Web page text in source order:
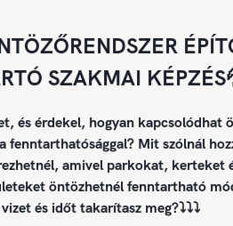
SZAKMAI
és érdekel, hogyan kapcsolódhat
fenntarthatósággal? Mit szólnál
amivel parkokat, kerteket
öntözhetnél fenntartható
és időt takarítasz meg?⤵️⤵️⤵️